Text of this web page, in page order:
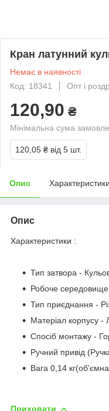
Кран латунний
Немає в наявності
Код: 18341
Опт і
120,90 ₴
Мінімальна сума
120,05 ₴ від 5 шт.
Опис Характеристики
Опис
Характеристики :
Тип затвора -
Робоче
Тип приєднання -
Матеріал корпусу -
Спосіб монтажу -
Ручний привід
Вага 0,14 кг(об'ємна
Приховати